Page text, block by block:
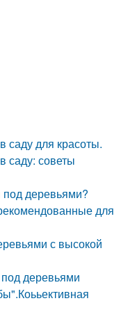
саду для красоты.
саду: советы
деревьями?
для
с высокой
деревьями